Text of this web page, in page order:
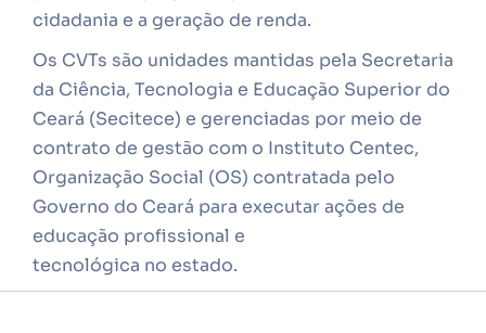
cidadania e a geração de renda.
Os CVTs são unidades mantidas pela Secretaria
da Ciência, Tecnologia e Educação Superior do
Ceará (Secitece) e gerenciadas por meio de
contrato de gestão com o Instituto Centec,
Organização Social (OS) contratada pelo
Governo do Ceará para executar ações de
educação profissional e
tecnológica no estado.